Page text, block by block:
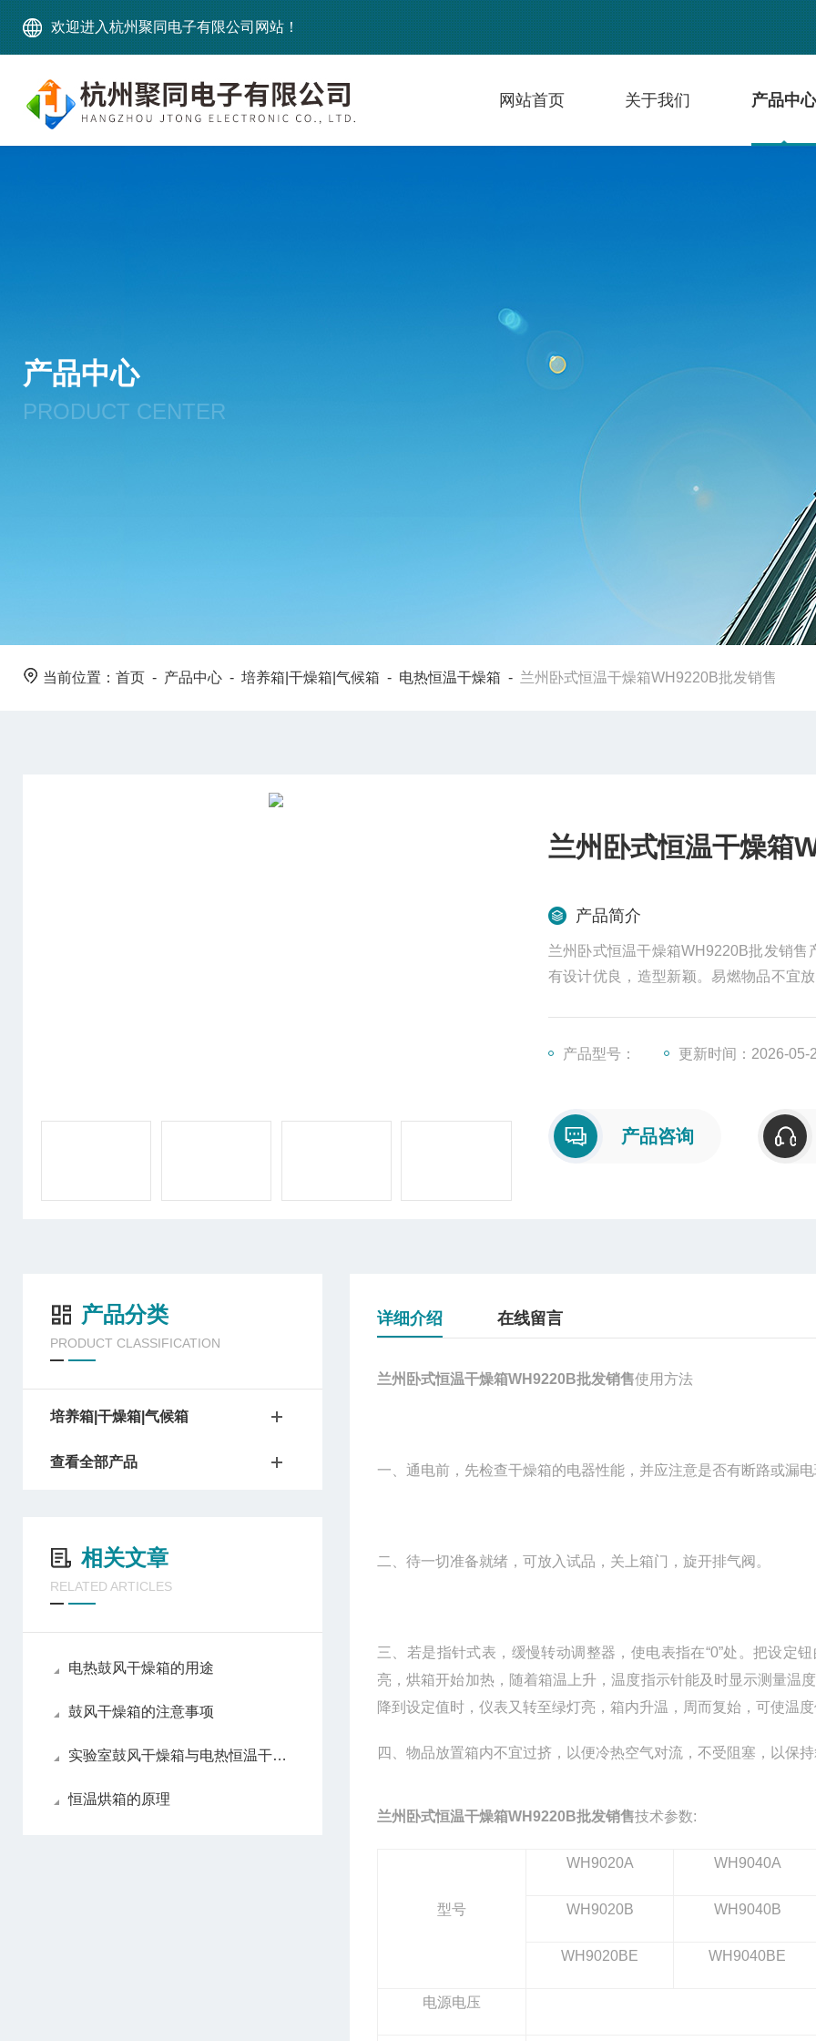
欢迎进入杭州聚同电子有限公司网站！
网站首页 关于我们 产品中心
产品中心
PRODUCT CENTER
当前位置： 首页 - 产品中心 - 培养箱|干燥箱|气候箱 - 电热恒温干燥箱 - 兰州卧式恒温干燥箱WH9220B批发销售
兰州卧式恒温干燥箱
产品简介
兰州卧式恒温干燥箱WH9220B批发销
有设计优良，造型新颖。易燃物品不宜
产品型号： 更新时间：2026-05-
产品咨询
产品分类
PRODUCT CLASSIFICATION
培养箱|干燥箱|气候箱
查看全部产品
相关文章
RELATED ARTICLES
电热鼓风干燥箱的用途
鼓风干燥箱的注意事项
实验室鼓风干燥箱与电热恒温干燥箱区别
恒温烘箱的原理
详细介绍 在线留言
兰州卧式恒温干燥箱WH9220B批发销售使用方法
一、通电前，先检查干燥箱的电器性能，并应注意是否有断路或漏
二、待一切准备就绪，可放入试品，关上箱门，旋开排气阀。
三、若是指针式表，缓慢转动调整器，使电表指在“0”处。把设定
亮，烘箱开始加热，随着箱温上升，温度指示针能及时显示测量温
降到设定值时，仪表又转至绿灯亮，箱内升温，周而复始，可使温
四、物品放置箱内不宜过挤，以便冷热空气对流，不受阻塞，以保
兰州卧式恒温干燥箱WH9220B批发销售技术参数:
型号
WH9020A WH9040A
WH9020B WH9040B
WH9020BE WH9040BE
电源电压